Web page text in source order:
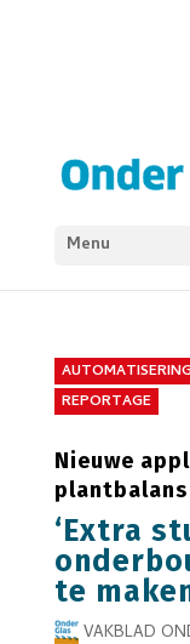
Menu
REPORTAGE
Nieuwe
‘Extra
te
VAKBLAD